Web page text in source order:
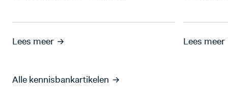
Lees meer Lees meer
Alle kennisbankartikelen